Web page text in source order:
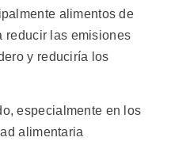
alimentos de
reducir las emisiones
y reduciría los
especialmente en los
alimentaria